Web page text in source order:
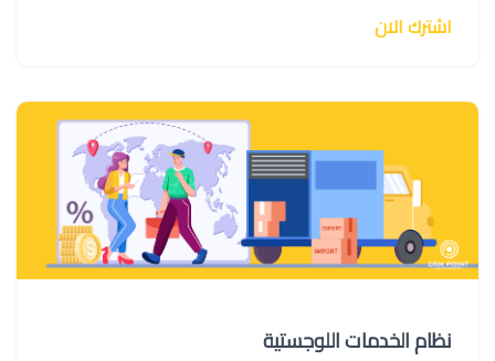
اشترك الان
نظام الخدمات اللوجستية